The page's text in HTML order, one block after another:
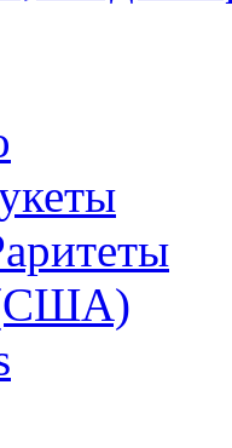
(США)